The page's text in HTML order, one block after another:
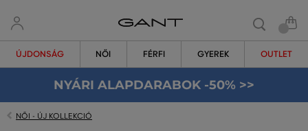
ÚJDONSÁG NŐI FÉRFI GYEREK OUTLET
NYÁRI ALAPDARABOK -50% >>
NŐI - ÚJ KOLLEKCIÓ